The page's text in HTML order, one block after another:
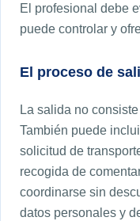
El profesional debe
puede controlar y
El proceso de
La salida no
También puede
solicitud de
recogida de
coordinarse sin
datos personales y